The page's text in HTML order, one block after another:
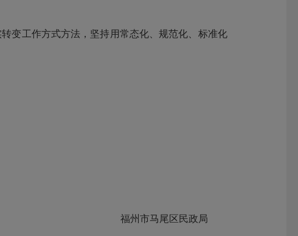
变工作方式方法，坚持用常态化、规范化、标准化
福州市马尾区民政局